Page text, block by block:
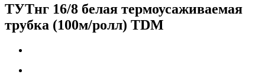
ТУТнг 16/8 белая термоусаживаемая
трубка (100м/ролл) TDM